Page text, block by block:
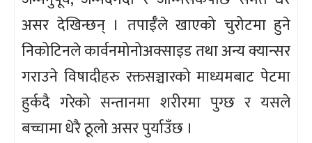
असर देखिन्छन् । तपाईँले खाएको चुरोटमा हुने
निकोटिनले कार्वनमोनोअक्साइड तथा अन्य क्यान्सर
गराउने विषादीहरु रक्तसञ्चारको माध्यमबाट पेटमा
हुर्कदै गरेको सन्तानमा शरीरमा पुग्छ र यसले
बच्चामा धेरै ठूलो असर पुर्याउँछ ।